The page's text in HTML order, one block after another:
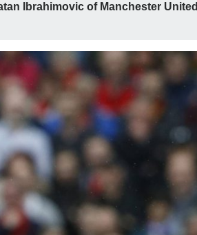
Ibrahimovic of Manchester United